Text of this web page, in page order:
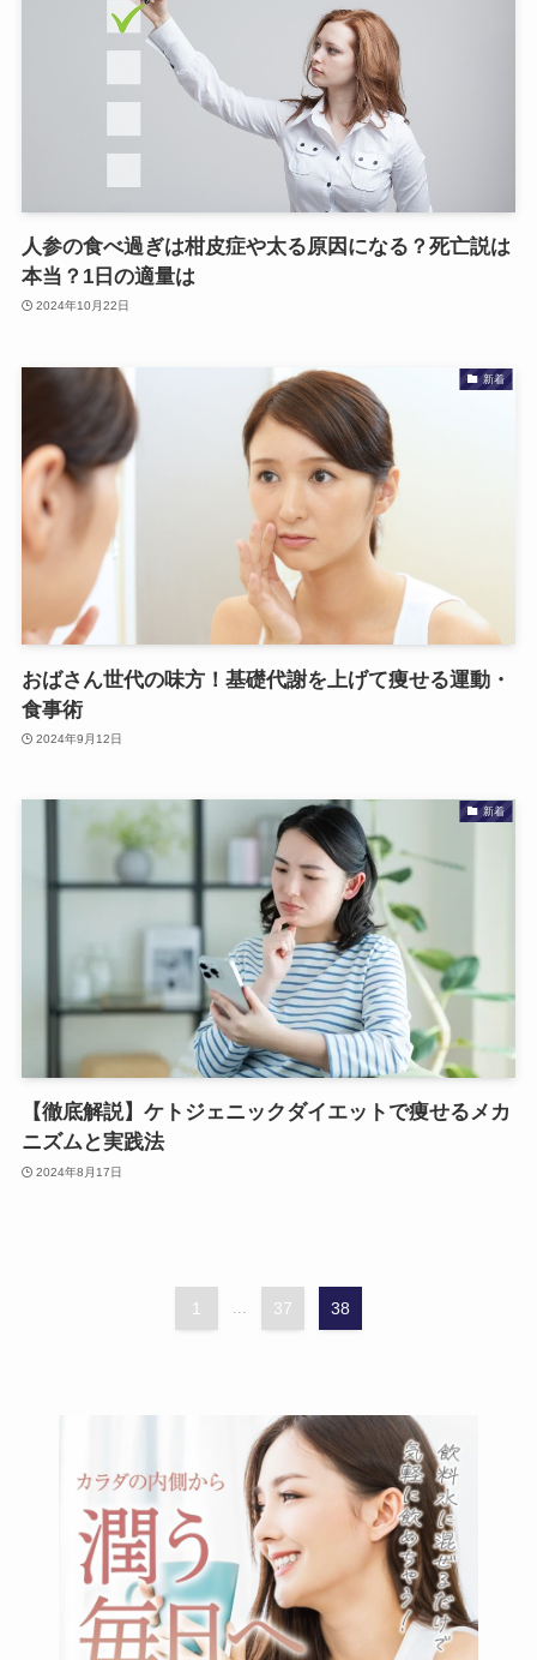
人参の食べ過ぎは柑皮症や太る原因になる？死亡説は
本当？1日の適量は
2024年10月22日
新着
おばさん世代の味方！基礎代謝を上げて痩せる運動・
食事術
2024年9月12日
新着
【徹底解説】ケトジェニックダイエットで痩せるメカ
ニズムと実践法
2024年8月17日
1 ... 37 38